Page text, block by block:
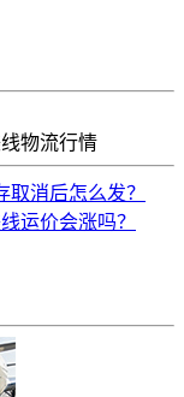
物流行情
消后怎么发？
运价会涨吗？